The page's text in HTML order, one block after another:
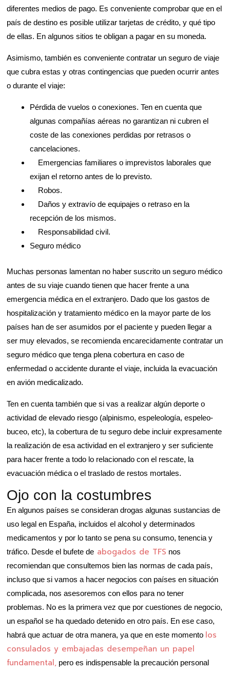
diferentes medios de pago. Es conveniente comprobar que en el
país de destino es posible utilizar tarjetas de crédito, y qué tipo
de ellas. En algunos sitios te obligan a pagar en su moneda.
Asimismo, también es conveniente contratar un seguro de viaje
que cubra estas y otras contingencias que pueden ocurrir antes
o durante el viaje:
Pérdida de vuelos o conexiones. Ten en cuenta que
algunas compañías aéreas no garantizan ni cubren el
coste de las conexiones perdidas por retrasos o
cancelaciones.
Emergencias familiares o imprevistos laborales que
exijan el retorno antes de lo previsto.
Robos.
Daños y extravío de equipajes o retraso en la
recepción de los mismos.
Responsabilidad civil.
Seguro médico
Muchas personas lamentan no haber suscrito un seguro médico
antes de su viaje cuando tienen que hacer frente a una
emergencia médica en el extranjero. Dado que los gastos de
hospitalización y tratamiento médico en la mayor parte de los
países han de ser asumidos por el paciente y pueden llegar a
ser muy elevados, se recomienda encarecidamente contratar un
seguro médico que tenga plena cobertura en caso de
enfermedad o accidente durante el viaje, incluida la evacuación
en avión medicalizado.
Ten en cuenta también que si vas a realizar algún deporte o
actividad de elevado riesgo (alpinismo, espeleología, espeleo-
buceo, etc), la cobertura de tu seguro debe incluir expresamente
la realización de esa actividad en el extranjero y ser suficiente
para hacer frente a todo lo relacionado con el rescate, la
evacuación médica o el traslado de restos mortales.
Ojo con la costumbres
En algunos países se consideran drogas algunas sustancias de
uso legal en España, incluidos el alcohol y determinados
medicamentos y por lo tanto se pena su consumo, tenencia y
tráfico. Desde el bufete de abogados de TFS nos
recomiendan que consultemos bien las normas de cada país,
incluso que si vamos a hacer negocios con países en situación
complicada, nos asesoremos con ellos para no tener
problemas. No es la primera vez que por cuestiones de negocio,
un español se ha quedado detenido en otro país. En ese caso,
habrá que actuar de otra manera, ya que en este momento los
consulados y embajadas desempeñan un papel
fundamental, pero es indispensable la precaución personal